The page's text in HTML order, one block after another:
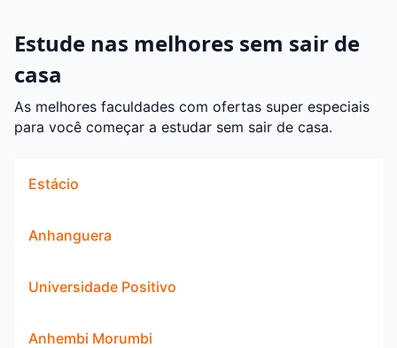
Estude nas melhores sem sair de
casa
As melhores faculdades com ofertas super especiais
para você começar a estudar sem sair de casa.
Estácio
Anhanguera
Universidade Positivo
Anhembi Morumbi